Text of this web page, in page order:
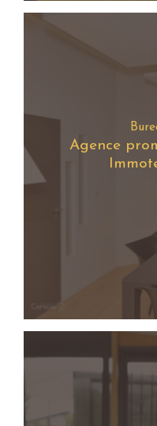
Agence